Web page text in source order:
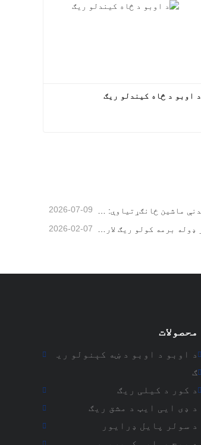
د اوبو د څاه کیندلو ریګ
2026-07-09
2026-02-07
محصولات
د اوبو د اوبو د ښه کېنولو ری
ګ
د کور د کیلی ریګ
د ډی ایی ایټ د مشق ریګ
د سولر پایل ډرایور